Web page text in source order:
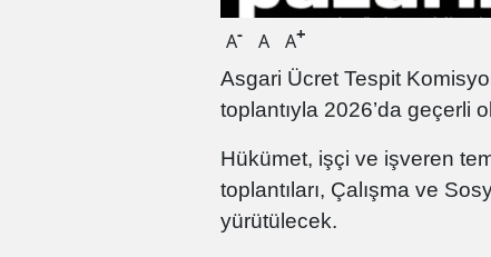
A- A A+
Asgari Ücret Tespit
toplantıyla 2026’da geçerli
Hükümet, işçi ve işveren
toplantıları, Çalışma ve
yürütülecek.